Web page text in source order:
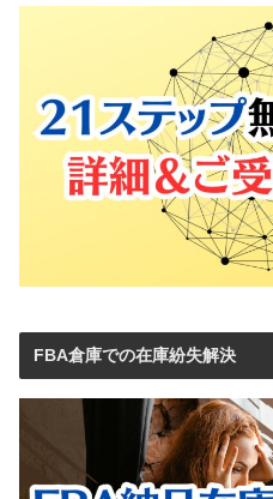
FBA倉庫での在庫紛失解決